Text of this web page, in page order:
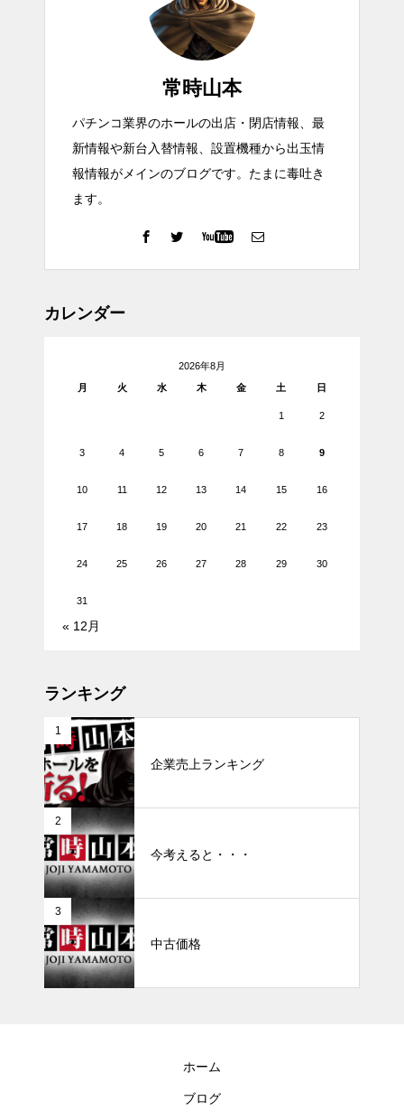
常時山本
パチンコ業界のホールの出店・閉店情報、最
新情報や新台入替情報、設置機種から出玉情
報情報がメインのブログです。たまに毒吐き
ます。
カレンダー
2026年8月
月
火 水 木 金 土 日
1 2
3 4 5 6 7 8 9
10 11 12 13 14 15 16
17 18 19 20 21 22 23
24 25 26 27 28 29 30
31
« 12月
ランキング
1
企業売上ランキング
2
今考えると・・・
3
中古価格
ホーム
ブログ